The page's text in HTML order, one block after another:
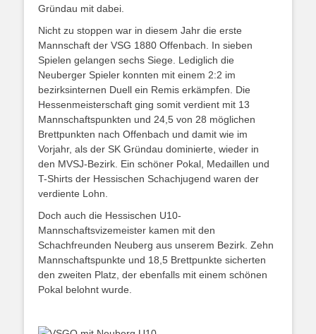
Gründau mit dabei.
Nicht zu stoppen war in diesem Jahr die erste
Mannschaft der VSG 1880 Offenbach. In sieben
Spielen gelangen sechs Siege. Lediglich die
Neuberger Spieler konnten mit einem 2:2 im
bezirksinternen Duell ein Remis erkämpfen. Die
Hessenmeisterschaft ging somit verdient mit 13
Mannschaftspunkten und 24,5 von 28 möglichen
Brettpunkten nach Offenbach und damit wie im
Vorjahr, als der SK Gründau dominierte, wieder in
den MVSJ-Bezirk. Ein schöner Pokal, Medaillen und
T-Shirts der Hessischen Schachjugend waren der
verdiente Lohn.
Doch auch die Hessischen U10-
Mannschaftsvizemeister kamen mit den
Schachfreunden Neuberg aus unserem Bezirk. Zehn
Mannschaftspunkte und 18,5 Brettpunkte sicherten
den zweiten Platz, der ebenfalls mit einem schönen
Pokal belohnt wurde.